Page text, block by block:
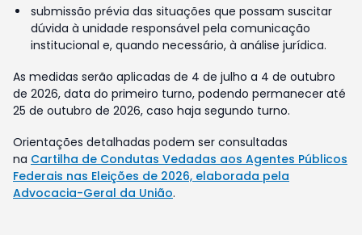
submissão prévia das situações que possam suscitar
dúvida à unidade responsável pela comunicação
institucional e, quando necessário, à análise jurídica.
As medidas serão aplicadas de 4 de julho a 4 de outubro
de 2026, data do primeiro turno, podendo permanecer até
25 de outubro de 2026, caso haja segundo turno.
Orientações detalhadas podem ser consultadas
na Cartilha de Condutas Vedadas aos Agentes Públicos
Federais nas Eleições de 2026, elaborada pela
Advocacia-Geral da União.